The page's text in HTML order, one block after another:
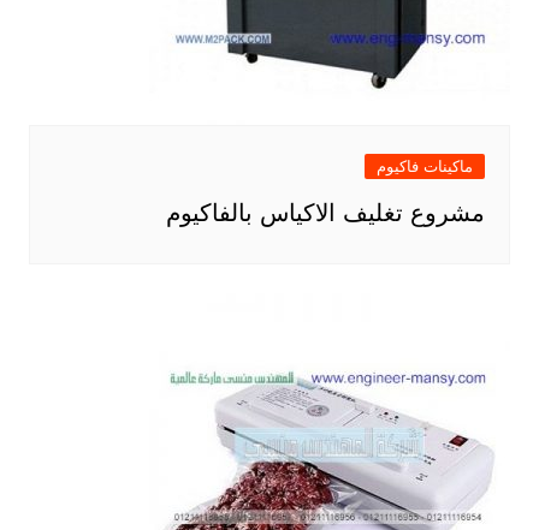
ماكينات فاكيوم
مشروع تغليف الاكياس بالفاكيوم